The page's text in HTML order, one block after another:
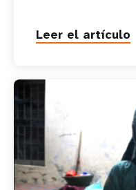
Leer el artículo